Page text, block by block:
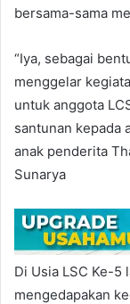
bersama-sama
“Iya, sebagai
menggelar
untuk anggota
santunan kepada
anak penderita
Sunarya
Di Usia LSC Ke-5
mengedapakan